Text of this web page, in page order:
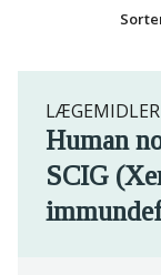
Human
SCIG